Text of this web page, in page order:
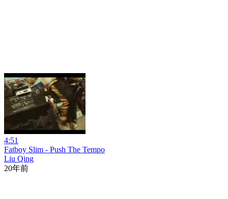
4:51
Fatboy Slim - Push The Tempo
Liu Qing
20年前